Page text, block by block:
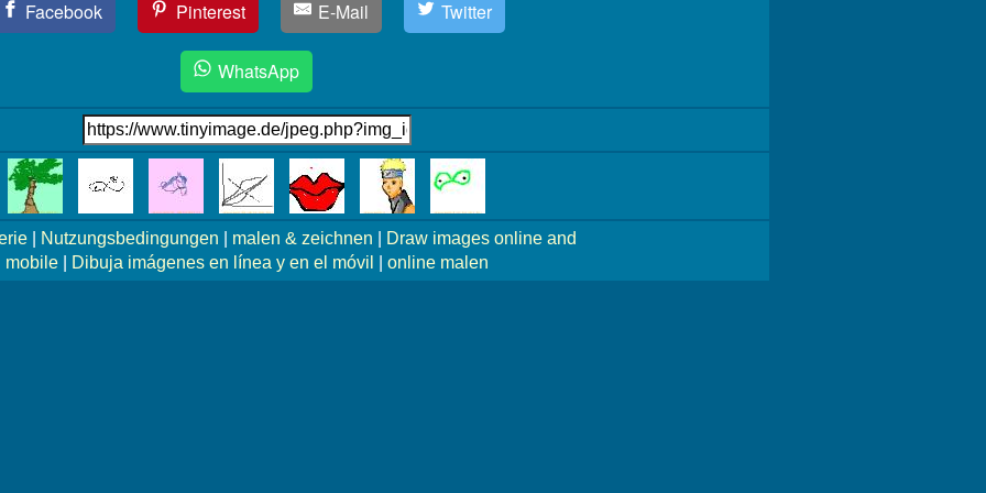
Facebook Pinterest E-Mail Twitter
WhatsApp
Nutzungsbedingungen malen & zeichnen
Draw images online and
mobile| Dibuja imágenes en línea y en el móvil online malen